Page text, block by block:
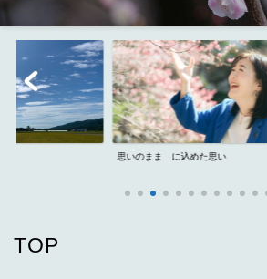
思いのまま に込めた思い
TOP